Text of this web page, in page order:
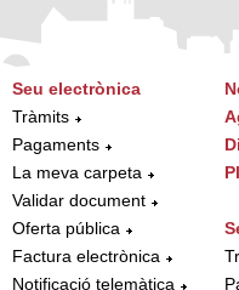
Seu electrònica
Tràmits
Pagaments
La meva carpeta
Validar document
Oferta pública
Factura electrònica
Notificació telemàtica